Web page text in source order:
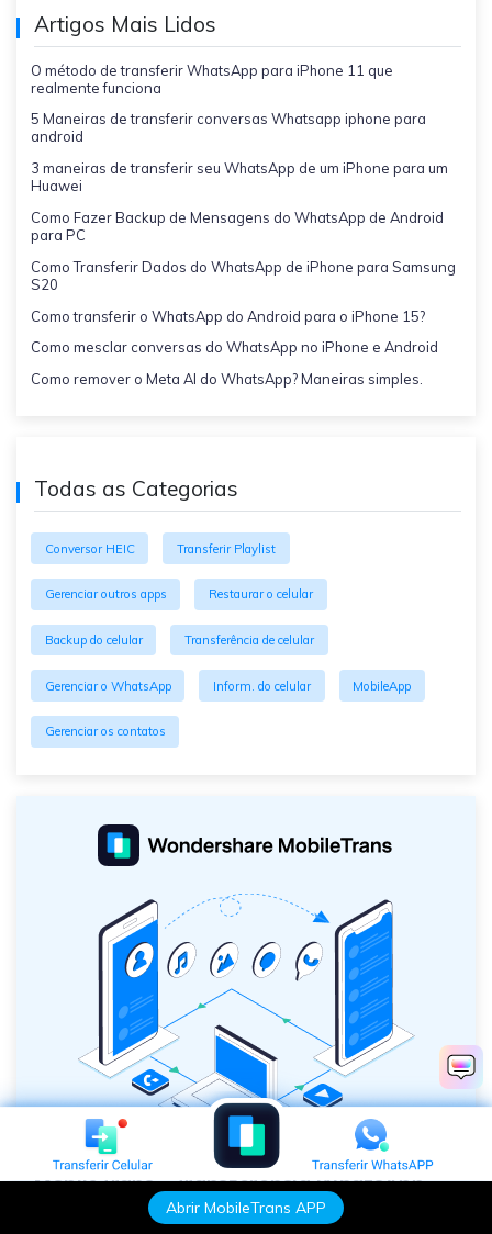
Abrir MobileTrans APP
Artigos Mais Lidos
O método de transferir WhatsApp para iPhone 11 que
realmente funciona
5 Maneiras de transferir conversas Whatsapp iphone para
android
3 maneiras de transferir seu WhatsApp de um iPhone para um
Huawei
Como Fazer Backup de Mensagens do WhatsApp de Android
para PC
Como Transferir Dados do WhatsApp de iPhone para Samsung
S20
Como transferir o WhatsApp do Android para o iPhone 15?
Como mesclar conversas do WhatsApp no ​​iPhone e Android
Como remover o Meta AI do WhatsApp? Maneiras simples.
Todas as Categorias
Conversor HEIC Transferir Playlist
Gerenciar outros apps Restaurar o celular
Backup do celular Transferência de celular
Gerenciar o WhatsApp Inform. do celular MobileApp
Gerenciar os contatos
MobileTrans - Transferência WhatsApp
Transfira dados do WhatsApp entre o celular Android e o iPhone com